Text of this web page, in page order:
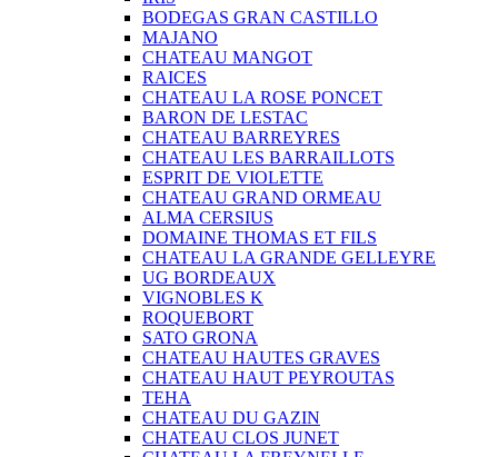
BODEGAS GRAN CASTILLO
MAJANO
CHATEAU MANGOT
RAICES
CHATEAU LA ROSE PONCET
BARON DE LESTAC
CHATEAU BARREYRES
CHATEAU LES BARRAILLOTS
ESPRIT DE VIOLETTE
CHATEAU GRAND ORMEAU
ALMA CERSIUS
DOMAINE THOMAS ET FILS
CHATEAU LA GRANDE GELLEYRE
UG BORDEAUX
VIGNOBLES K
ROQUEBORT
SATO GRONA
CHATEAU HAUTES GRAVES
CHATEAU HAUT PEYROUTAS
TEHA
CHATEAU DU GAZIN
CHATEAU CLOS JUNET